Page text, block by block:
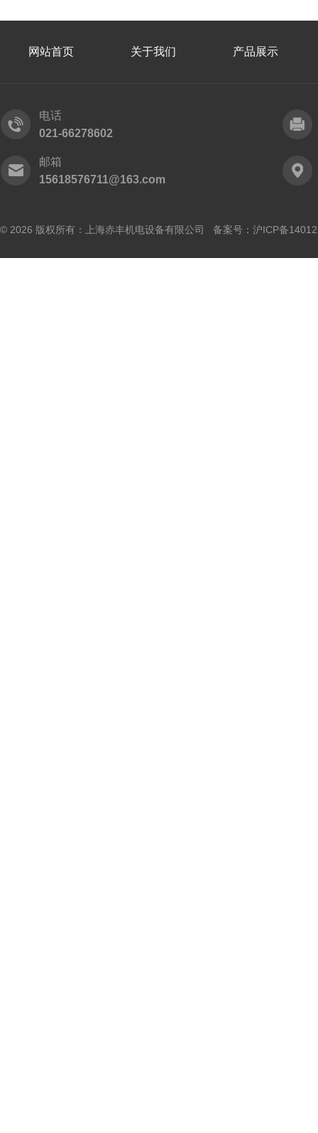
网站首页 关于我们 产品展示
电话
021-66278602
邮箱
15618576711@163.com
© 2026 版权所有：上海赤丰机电设备有限公司 备案号： 沪ICP备